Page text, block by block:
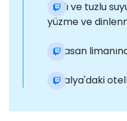
Tatlı ve tuzlu
yüzme ve
Adrasan
Antalya'daki